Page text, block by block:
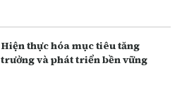
Hiện thực hóa mục tiêu tăng
trưởng và phát triển bền vững